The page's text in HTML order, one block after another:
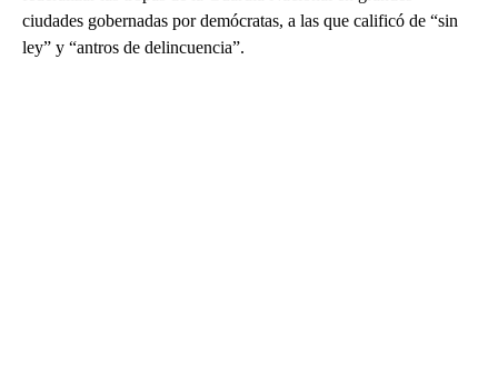
ciudades gobernadas por demócratas, a las que calificó de “sin
ley” y “antros de delincuencia”.